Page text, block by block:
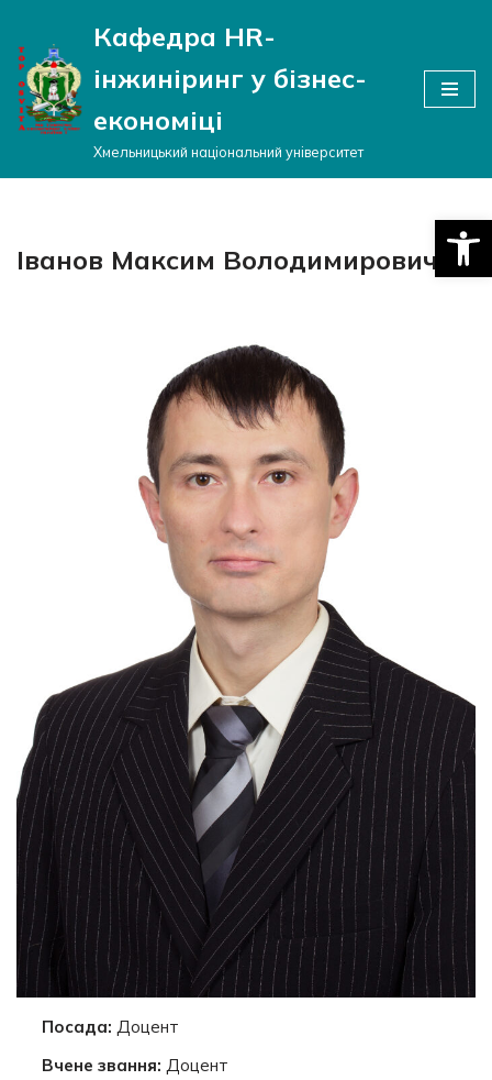
Перейти
до
вмісту
Кафедра HR-
інжиніринг у бізнес-
економіці
Хмельницький національний університет
Іванов Максим Володимирович
Посада: Доцент
Вчене звання: Доцент